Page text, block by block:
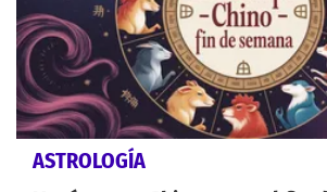
ASTROLOGÍA